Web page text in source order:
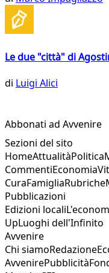
Le due "città" di
di Luigi Alici
Abbonati ad Avvenire
Sezioni del sito
HomeAttualitàPolitica
CommentiEconomia
CuraFamigliaRubriche
Pubblicazioni
Edizioni locali
UpLuoghi dell'Infinito
Avvenire
Chi siamoRedazione
AvvenirePubblicità